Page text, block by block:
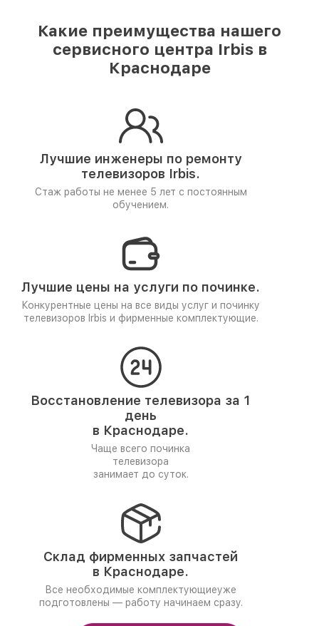
Какие преимущества нашего
сервисного центра Irbis в
Краснодаре
Лучшие инженеры по ремонту
телевизоров Irbis.
Стаж работы не менее 5 лет с постоянным
обучением.
Лучшие цены на услуги по починке.
Конкурентные цены на все виды услуг и починку
телевизоров Irbis и фирменные комплектующие.
Восстановление телевизора за 1
день
в Краснодаре.
Чаще всего починка
телевизора
занимает до суток.
Склад фирменных запчастей
в Краснодаре.
Все необходимые комплектующиеуже
подготовлены — работу начинаем сразу.